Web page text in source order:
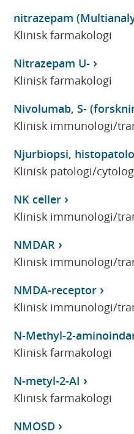
nitrazepam
Klinisk farmakologi
Nitrazepam U-
Klinisk farmakologi
Nivolumab, S-
Klinisk immunologi/
Njurbiopsi,
Klinisk patologi/
NK celler
Klinisk immunologi/
NMDAR
Klinisk immunologi/
NMDA-receptor
Klinisk immunologi/
N-Methyl-2-
Klinisk farmakologi
N-metyl-2-AI
Klinisk farmakologi
NMOSD